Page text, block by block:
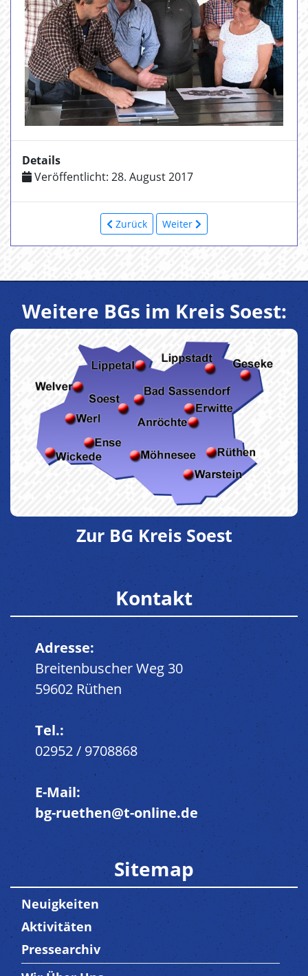
Details
Veröffentlicht: 28. August 2017
Zurück Weiter
Weitere BGs im Kreis Soest:
Zur BG Kreis Soest
Kontakt
Adresse:
Breitenbuscher Weg 30
59602 Rüthen
Tel.:
02952 / 9708868
E-Mail:
bg-ruethen@t-online.de
Sitemap
Neuigkeiten
Aktivitäten
Pressearchiv